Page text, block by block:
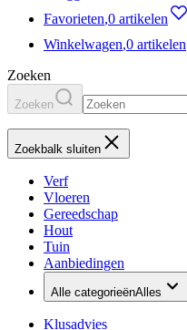
Favorieten,0 artikelen
Winkelwagen,0 artikelen
Zoeken
Zoeken
Zoekbalk sluiten
Verf
Vloeren
Gereedschap
Hout
Tuin
Aanbiedingen
Alle categorieënAlles
Klusadvies